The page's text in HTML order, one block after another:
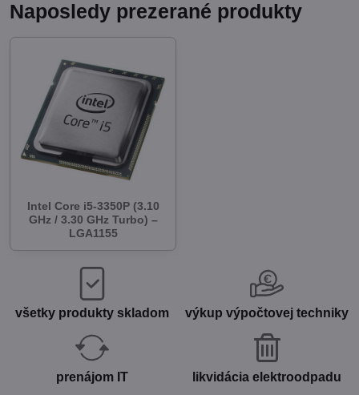
Naposledy prezerané produkty
Intel Core i5-3350P (3.10
GHz / 3.30 GHz Turbo) –
LGA1155
všetky produkty skladom výkup výpočtovej techniky
prenájom IT likvidácia elektroodpadu